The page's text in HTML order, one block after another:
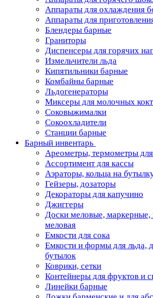
Аппараты для охлаждения
Аппараты для
Блендеры барные
Граниторы
Диспенсеры для горячих
Измельчители льда
Кипятильники барные
Комбайны барные
Льдогенераторы
Миксеры для молочных
Соковыжималки
Сокоохладители
Станции барные
Барный инвентарь
Ареометры, термометры
Ассортимент для кассы
Аэраторы, кольца на
Гейзеры, дозаторы
Декораторы для капучино
Джиггеры
Доски меловые, маркерные,
меловая
Емкости для сока
Емкости и формы для льда,
бутылок
Коврики, сетки
Контейнеры для фруктов и
Линейки барные